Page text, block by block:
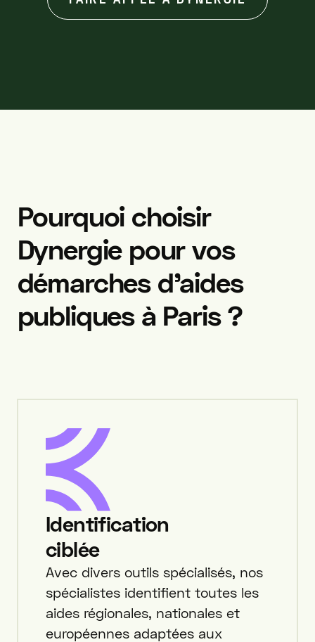
Pourquoi choisir
Dynergie pour vos
démarches d’aides
publiques à Paris ?
Identification
ciblée
Avec divers outils spécialisés, nos
spécialistes identifient toutes les
aides régionales, nationales et
européennes adaptées aux